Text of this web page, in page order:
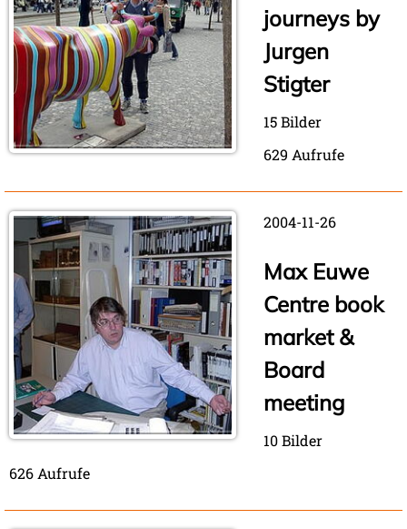
journeys by
Jurgen
Stigter
15 Bilder
629 Aufrufe
2004-11-26
Max Euwe
Centre book
market &
Board
meeting
10 Bilder
626 Aufrufe